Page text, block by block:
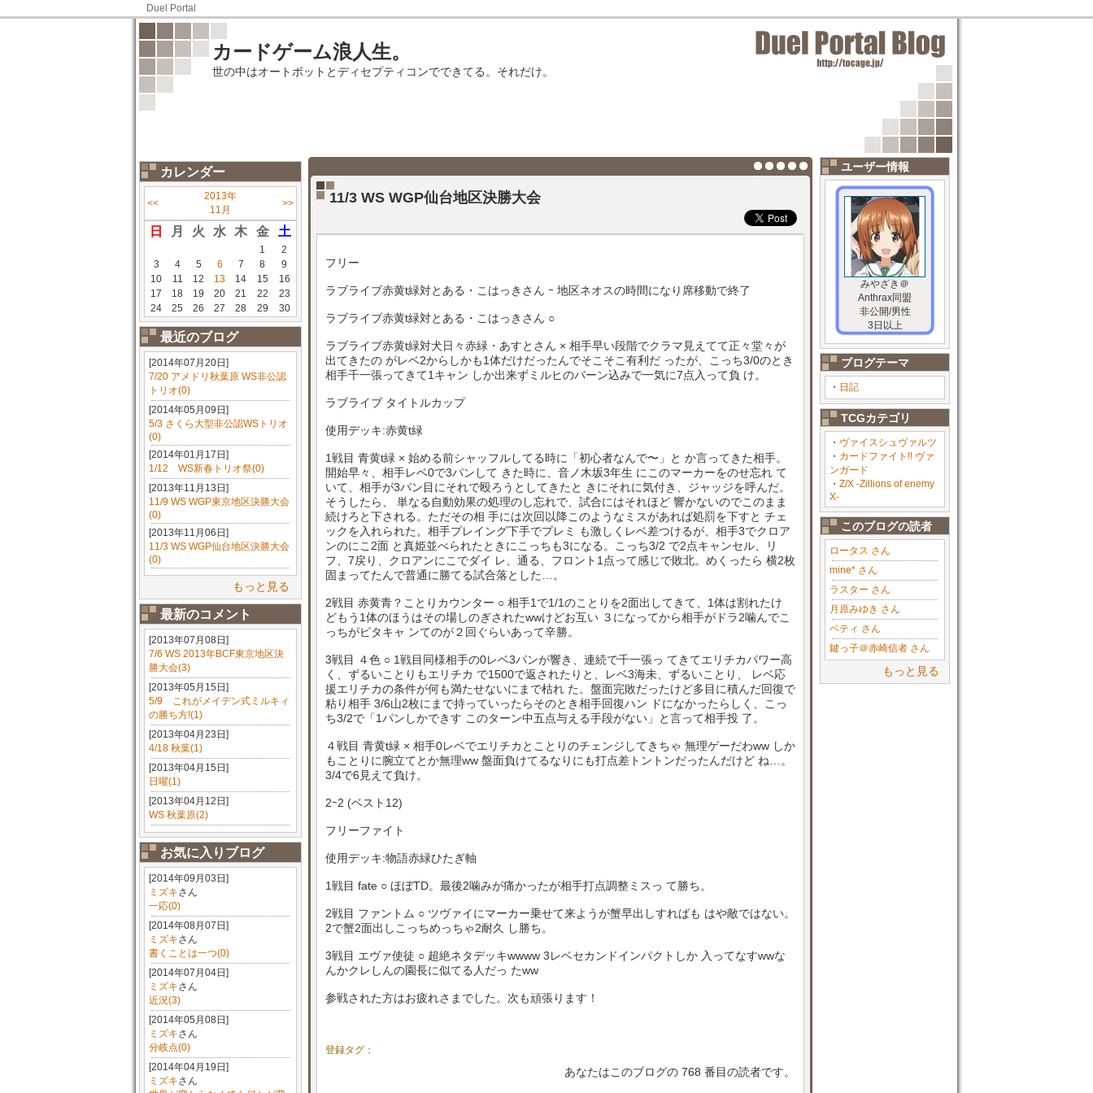
Duel Portal
カードゲーム浪人生。
世の中はオートボットとディセプティコンでできてる。それだけ。
カレンダー
<<
2013年
11月
>>
日 月 火 水 木 金 土
1
2
3
4 5 6 7 8
9
10
11 12 13 14 15
16
17
18 19 20 21 22
23
24
25 26 27 28 29 30
最近のブログ
[2014年07月20日]
7/20 アメドリ秋葉原 WS非公認
トリオ(0)
[2014年05月09日]
5/3 さくら大型非公認WSトリオ
(0)
[2014年01月17日]
1/12 WS新春トリオ祭(0)
[2013年11月13日]
11/9 WS WGP東京地区決勝大会
(0)
[2013年11月06日]
11/3 WS WGP仙台地区決勝大会
(0)
もっと見る
最新のコメント
[2013年07月08日]
7/6 WS 2013年BCF東京地区決
勝大会(3)
[2013年05月15日]
5/9 これがメイデン式ミルキィ
の勝ち方!(1)
[2013年04月23日]
4/18 秋葉(1)
[2013年04月15日]
日曜(1)
[2013年04月12日]
WS 秋葉原(2)
お気に入りブログ
[2014年09月03日]
ミズキさん
一応(0)
[2014年08月07日]
ミズキさん
書くことは一つ(0)
[2014年07月04日]
ミズキさん
近況(3)
[2014年05月08日]
ミズキさん
分岐点(0)
[2014年04月19日]
ミズキさん
ユーザー情報
みやざき＠
Anthrax同盟
非公開/男性
3日以上
ブログテーマ
・ 日記
TCGカテゴリ
・ ヴァイスシュヴァルツ
・ カードファイト!! ヴァ
ンガード
・ Z/X -Zillions of enemy
X-
このブログの読者
ロータス さん
mine* さん
ラスター さん
月原みゆき さん
ベティ さん
鍵っ子＠赤崎信者 さん
もっと見る
11/3 WS WGP仙台地区決勝大会
フリー
ラブライブ赤黄t緑対とある・こはっきさん ｰ 地区ネオスの時間になり席移動で終了
ラブライブ赤黄t緑対とある・こはっきさん ○
ラブライブ赤黄t緑対犬日々赤緑・あすとさん × 相手早い段階でクラマ見えてて正々堂々が
出てきたの がレベ2からしかも1体だけだったんでそこそこ有利だ ったが、こっち3/0のとき
相手千一張ってきて1キャン しか出来ずミルヒのバーン込みで一気に7点入って負 け。
ラブライブ タイトルカップ
使用デッキ:赤黄t緑
1戦目 青黄t緑 × 始める前シャッフルしてる時に「初心者なんで〜」と か言ってきた相手。
開始早々、相手レベ0で3パンして きた時に、音ノ木坂3年生 にこのマーカーをのせ忘れ て
いて、相手が3パン目にそれで殴ろうとしてきたと きにそれに気付き、ジャッジを呼んだ。
そうしたら、 単なる自動効果の処理のし忘れで、試合にはそれほど 響かないのでこのまま
続けろと下される。ただその相 手には次回以降このようなミスがあれば処罰を下すと チェ
ックを入れられた。相手プレイング下手でプレミ も激しくレベ差つけるが、相手3でクロア
ンのにこ2面 と真姫並べられたときにこっちも3になる。こっち3/2 で2点キャンセル、リ
フ、7戻り、クロアンにこでダイ レ、通る、フロント1点って感じで敗北。めくったら 横2枚
固まってたんで普通に勝てる試合落とした…。
2戦目 赤黄青？ことりカウンター ○ 相手1で1/1のことりを2面出してきて、1体は割れたけ
どもう1体のほうはその場しのぎされたwwけどお互い ３になってから相手がドラ2噛んでこ
っちがピタキャ ンてのが２回ぐらいあって辛勝。
3戦目 ４色 ○ 1戦目同様相手の0レベ3パンが響き、連続で千一張っ てきてエリチカパワー高
く、ずるいことりもエリチカ で1500で返されたりと、レベ3海未、ずるいことり、 レベ応
援エリチカの条件が何も満たせないにまで枯れ た。盤面完敗だったけど多目に積んだ回復で
粘り相手 3/6山2枚にまで持っていったらそのとき相手回復ハン ドになかったらしく、こっ
ち3/2で「1パンしかできす このターン中五点与える手段がない」と言って相手投 了。
４戦目 青黄t緑 × 相手0レベでエリチカとことりのチェンジしてきちゃ 無理ゲーだわww しか
もことりに腕立てとか無理ww 盤面負けてるなりにも打点差トントンだったんだけど ね…。
3/4で6見えて負け。
2ｰ2 (ベスト12)
フリーファイト
使用デッキ:物語赤緑ひたぎ軸
1戦目 fate ○ ほぼTD。最後2噛みが痛かったが相手打点調整ミスっ て勝ち。
2戦目 ファントム ○ ツヴァイにマーカー乗せて来ようが蟹早出しすればも はや敵ではない。
2で蟹2面出しこっちめっちゃ2耐久 し勝ち。
3戦目 エヴァ使徒 ○ 超絶ネタデッキwwww 3レベセカンドインパクトしか 入ってなすwwな
んかクレしんの園長に似てる人だっ たww
参戦された方はお疲れさまでした。次も頑張ります！
登録タグ：
あなたはこのブログの 768 番目の読者です。